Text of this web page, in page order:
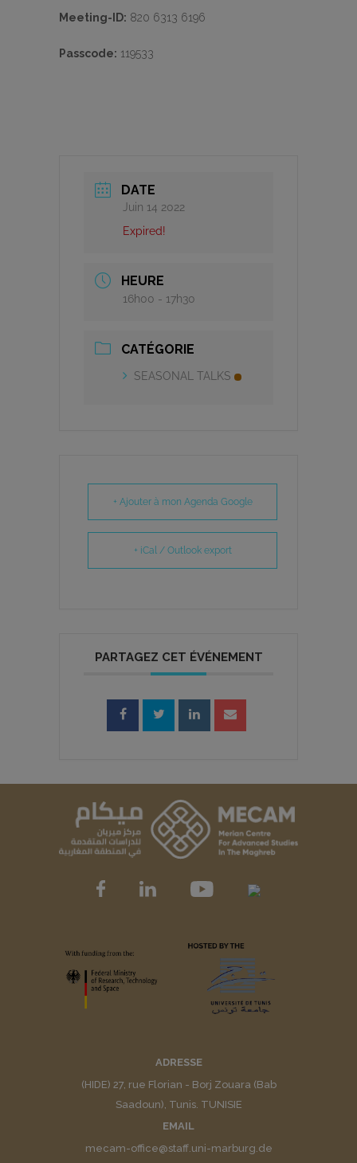
Meeting-ID: 820 6313 6196
Passcode: 119533
DATE
Juin 14 2022
Expired!
HEURE
16h00 - 17h30
CATÉGORIE
SEASONAL TALKS
+ Ajouter à mon Agenda Google
+ iCal / Outlook export
PARTAGEZ CET ÉVÉNEMENT
ADRESSE
(HIDE) 27, rue Florian - Borj Zouara (Bab
Saadoun), Tunis. TUNISIE
EMAIL
mecam-office@staff.uni-marburg.de